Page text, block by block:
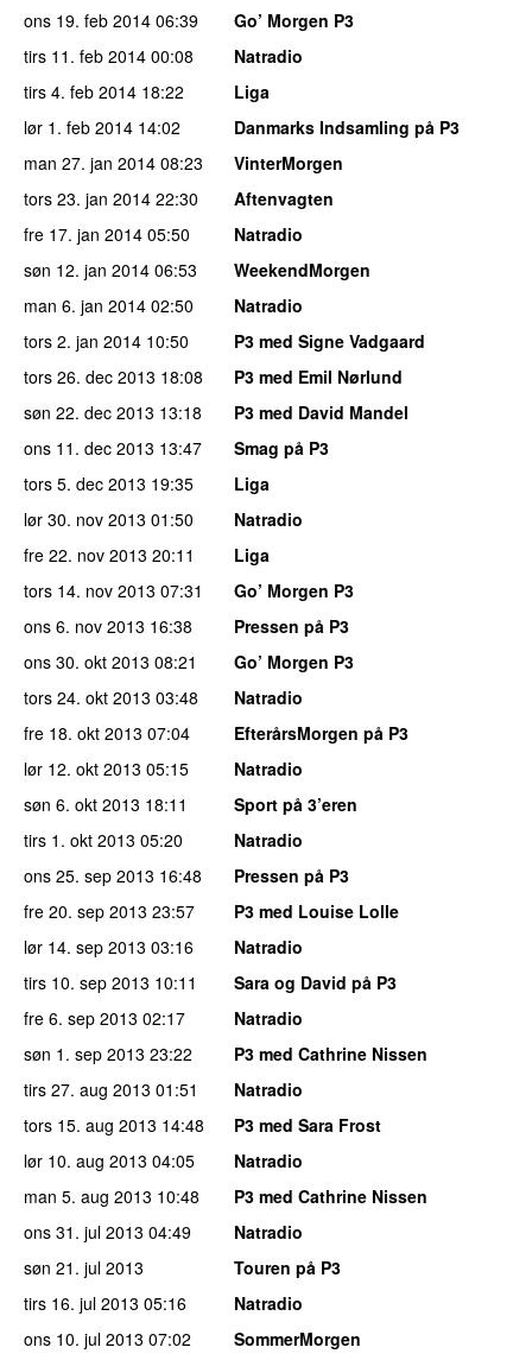
ons 19. feb 2014 06:39
Go’ Morgen P3
tirs 11. feb 2014 00:08
Natradio
tirs 4. feb 2014 18:22
Liga
lør 1. feb 2014 14:02
Danmarks Indsamling på P3
man 27. jan 2014 08:23
VinterMorgen
tors 23. jan 2014 22:30
Aftenvagten
fre 17. jan 2014 05:50
Natradio
søn 12. jan 2014 06:53
WeekendMorgen
man 6. jan 2014 02:50
Natradio
tors 2. jan 2014 10:50
P3 med Signe Vadgaard
tors 26. dec 2013 18:08
P3 med Emil Nørlund
søn 22. dec 2013 13:18
P3 med David Mandel
ons 11. dec 2013 13:47
Smag på P3
tors 5. dec 2013 19:35
Liga
lør 30. nov 2013 01:50
Natradio
fre 22. nov 2013 20:11
Liga
tors 14. nov 2013 07:31
Go’ Morgen P3
ons 6. nov 2013 16:38
Pressen på P3
ons 30. okt 2013 08:21
Go’ Morgen P3
tors 24. okt 2013 03:48
Natradio
fre 18. okt 2013 07:04
EfterårsMorgen på P3
lør 12. okt 2013 05:15
Natradio
søn 6. okt 2013 18:11
Sport på 3’eren
tirs 1. okt 2013 05:20
Natradio
ons 25. sep 2013 16:48
Pressen på P3
fre 20. sep 2013 23:57
P3 med Louise Lolle
lør 14. sep 2013 03:16
Natradio
tirs 10. sep 2013 10:11
Sara og David på P3
fre 6. sep 2013 02:17
Natradio
søn 1. sep 2013 23:22
P3 med Cathrine Nissen
tirs 27. aug 2013 01:51
Natradio
tors 15. aug 2013 14:48
P3 med Sara Frost
lør 10. aug 2013 04:05
Natradio
man 5. aug 2013 10:48
P3 med Cathrine Nissen
ons 31. jul 2013 04:49
Natradio
søn 21. jul 2013
Touren på P3
tirs 16. jul 2013 05:16
Natradio
ons 10. jul 2013 07:02
SommerMorgen